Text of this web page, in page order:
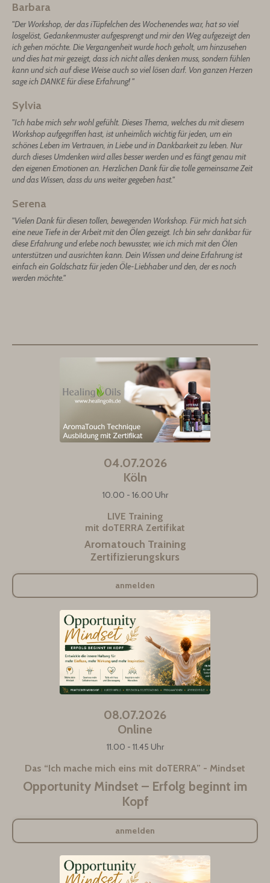
Barbara
"Der Workshop, der das iTüpfelchen des Wochenendes war, hat so viel
losgelöst, Gedankenmuster aufgesprengt und mir den Weg aufgezeigt den
ich gehen möchte. Die Vergangenheit wurde hoch geholt, um hinzusehen
und dies hat mir gezeigt, dass ich nicht alles denken muss, sondern fühlen
kann und sich auf diese Weise auch so viel lösen darf. Von ganzen Herzen
sage ich DANKE für diese Erfahrung!"
Sylvia
"Ich habe mich sehr wohl gefühlt. Dieses Thema, welches du mit diesem
Workshop aufgegriffen hast, ist unheimlich wichtig für jeden, um ein
schönes Leben im Vertrauen, in Liebe und in Dankbarkeit zu leben. Nur
durch dieses Umdenken wird alles besser werden und es fängt genau mit
den eigenen Emotionen an. Herzlichen Dank für die tolle gemeinsame Zeit
und das Wissen, dass du uns weiter gegeben hast."
Serena
"Vielen Dank für diesen tollen, bewegenden Workshop. Für mich hat sich
eine neue Tiefe in der Arbeit mit den Ölen gezeigt. Ich bin sehr dankbar für
diese Erfahrung und erlebe noch bewusster, wie ich mich mit den Ölen
unterstützen und ausrichten kann. Dein Wissen und deine Erfahrung ist
einfach ein Goldschatz für jeden Öle-Liebhaber und den, der es noch
werden möchte."
04.07.2026
Köln
10.00 - 16.00 Uhr
LIVE Training
mit doTERRA Zertifikat
Aromatouch Training
Zertifizierungskurs
anmelden
08.07.2026
Online
11.00 - 11.45 Uhr
Das “Ich mache mich eins mit doTERRA” - Mindset
Opportunity Mindset – Erfolg beginnt im
Kopf
anmelden